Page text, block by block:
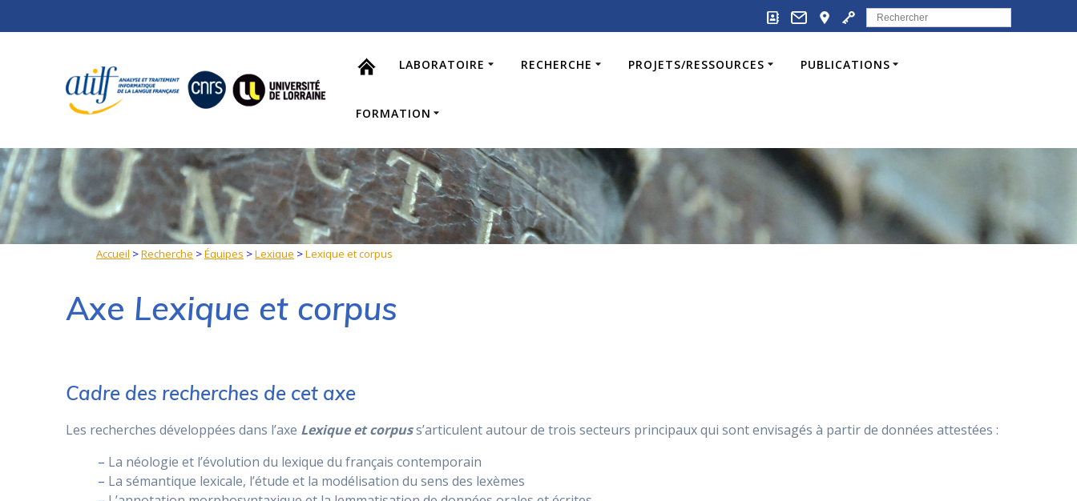
to
Search
for:
LABORATOIRE RECHERCHE PROJETS/RESSOURCES PUBLICATIONS
FORMATION
Accueil >Recherche >Équipes >Lexique >Lexique et corpus
Axe Lexique et corpus
Cadre des recherches de cet axe
Les recherches développées dans l’axe Lexique et corpuss’articulent autour de trois secteurs principaux qui sont envisagés à partir de données attestées :
– La néologie et l’évolution du lexique du français contemporain
– La sémantique lexicale, l’étude et la modélisation du sens des lexèmes